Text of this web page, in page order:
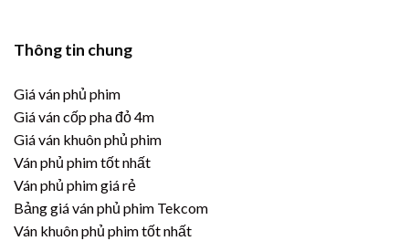
Thông tin chung
Giá ván phủ phim
Giá ván cốp pha đỏ 4m
Giá ván khuôn phủ phim
Ván phủ phim tốt nhất
Ván phủ phim giá rẻ
Bảng giá ván phủ phim Tekcom
Ván khuôn phủ phim tốt nhất